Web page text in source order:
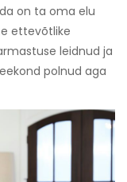
on ta oma elu
ettevõtlike
leidnud ja
polnud aga